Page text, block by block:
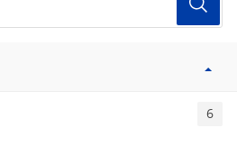
6